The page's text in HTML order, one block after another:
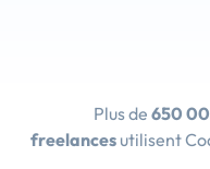
Plus de 650
freelances utilisent